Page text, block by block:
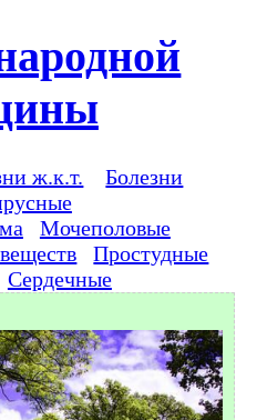
ж.к.т.
Болезни
Мочеполовые
Простудные
Сердечные